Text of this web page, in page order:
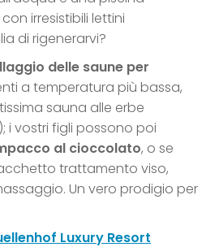
irresistibili lettini
di rigenerarvi?
delle saune per
a temperatura più bassa,
sauna alle erbe
i vostri figli possono poi
al cioccolato, o se
trattamento viso,
Un vero prodigio per
Luxury Resort